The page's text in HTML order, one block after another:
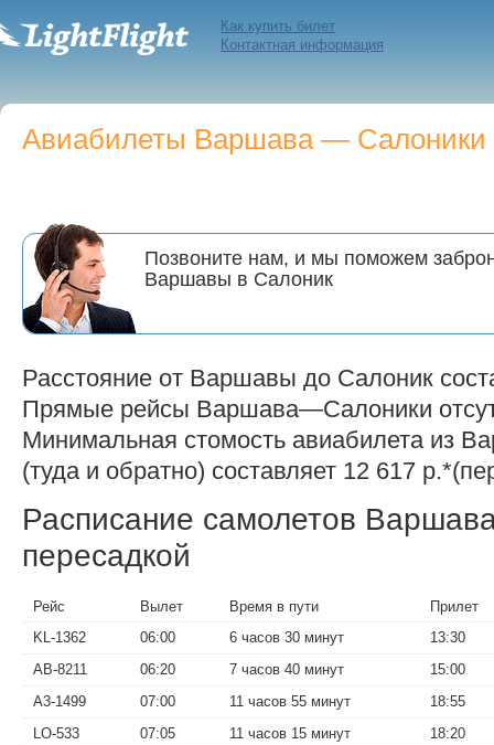
Как купить билет
Контактная информация
Авиабилеты Варшава — Салоники
Позвоните нам, и мы поможем
Варшавы в Салоник
Расстояние от Варшавы до Салоник
Прямые рейсы Варшава—Салоники
Минимальная стомость авиабилета из
(туда и обратно) составляет 12 617
Расписание самолетов
пересадкой
Рейс Вылет Время в пути
Прилет
KL-1362
06:00 6 часов 30 минут
13:30
AB-8211
06:20 7 часов 40 минут
15:00
A3-1499
07:00 11 часов 55 минут
18:55
LO-533
07:05 11 часов 15 минут
18:20